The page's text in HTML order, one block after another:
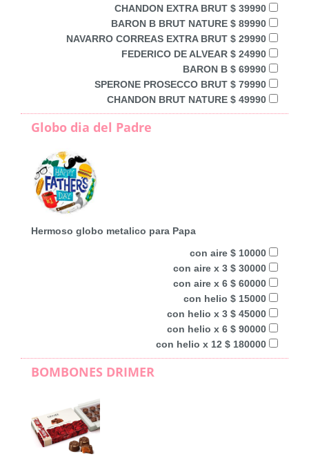
CHANDON EXTRA BRUT $ 39990
BARON B BRUT NATURE $ 89990
NAVARRO CORREAS EXTRA BRUT $ 29990
FEDERICO DE ALVEAR $ 24990
BARON B $ 69990
SPERONE PROSECCO BRUT $ 79990
CHANDON BRUT NATURE $ 49990
Globo dia del Padre
Hermoso globo metalico para Papa
con aire $ 10000
con aire x 3 $ 30000
con aire x 6 $ 60000
con helio $ 15000
con helio x 3 $ 45000
con helio x 6 $ 90000
con helio x 12 $ 180000
BOMBONES DRIMER